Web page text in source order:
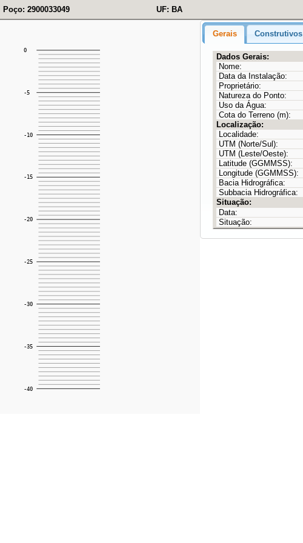
Poço: 2900033049 UF: BA
Gerais Construtivos
Dados Gerais:
Nome:
Data da Instalação:
Proprietário:
Natureza do Ponto:
Uso da Água:
Cota do Terreno (m):
Localização:
Localidade:
UTM (Norte/Sul):
UTM (Leste/Oeste):
Latitude (GGMMSS):
Longitude (GGMMSS):
Bacia Hidrográfica:
Subbacia Hidrográfica:
Situação:
Data:
Situação: